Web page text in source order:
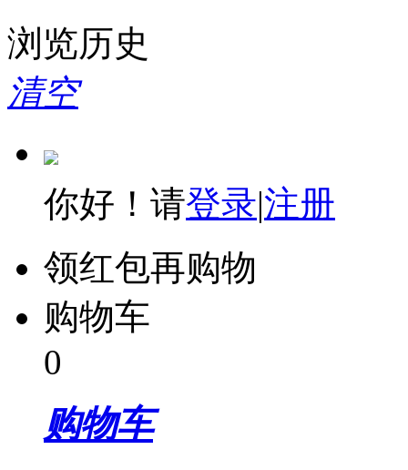
浏览历史
清空
你好！请登录|注册
领红包再购物
购物车
0
购物车